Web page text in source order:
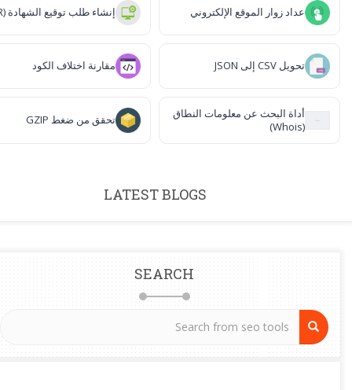
عداد زوار الموقع الإلكتروني إنشاء طلب توقيع الشهادة (CSR)
تحويل CSV إلى JSON مقارنة اختلاف الكود
أداة البحث عن معلومات النطاق
(Whois)
تحقق من ضغط GZIP
LATEST BLOGS
SEARCH